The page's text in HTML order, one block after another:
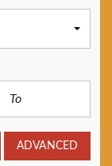
ADVANCED